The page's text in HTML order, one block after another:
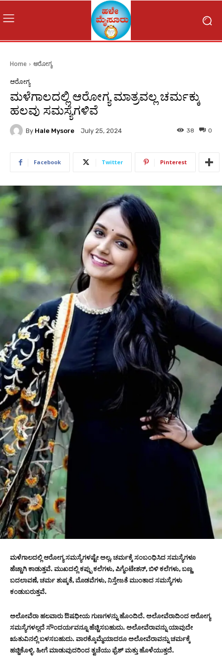
Home ಆರೋಗ್ಯ
ಆರೋಗ್ಯ
ಮಳೆಗಾಲದಲ್ಲಿ ಆರೋಗ್ಯ ಮಾತ್ರವಲ್ಲ ಚರ್ಮಕ್ಕು
ಹಲವು ಸಮಸ್ಯೆಗಳಿವೆ
By Hale Mysore July 25, 2024 0
38
Facebook Twitter Pinterest
ಮಳೆಗಾಲದಲ್ಲಿ ಆರೋಗ್ಯ ಸಮಸ್ಯೆಗಳಷ್ಟೇ ಅಲ್ಲ, ಚರ್ಮಕ್ಕೆ ಸಂಬಂಧಿಸಿದ ಸಮಸ್ಯೆಗಳೂ
ಹೆಚ್ಚಾಗಿ ಕಾಡುತ್ತವೆ. ಮುಖದಲ್ಲಿ ಕಪ್ಪು ಕಲೆಗಳು, ಪಿಗ್ಮೆಂಟೇಶನ್, ಬಿಳಿ ಕಲೆಗಳು, ಬಣ್ಣ
ಬದಲಾವಣೆ, ಚರ್ಮ ಶುಷ್ಕತೆ, ಮೊಡವೆಗಳು, ನಿಸ್ತೇಜತೆ ಮುಂತಾದ ಸಮಸ್ಯೆಗಳು
ಕಂಡುಬರುತ್ತವೆ.
ಅಲೋವೆರಾ ಹಲವಾರು ಔಷಧೀಯ ಗುಣಗಳನ್ನು ಹೊಂದಿದೆ. ಅಲೋವೆರಾದಿಂದ ಆರೋಗ್ಯ
ಸಮಸ್ಯೆಗಳಲ್ಲದೆ ಸೌಂದರ್ಯವನ್ನೂ ಹೆಚ್ಚಿಸಬಹುದು. ಅಲೋವೆರಾವನ್ನು ಯಾವುದೇ
ಋತುವಿನಲ್ಲಿ ಬಳಸಬಹುದು. ವಾರಕ್ಕೊಮ್ಮೆಯಾದರೂ ಅಲೋವೆರಾವನ್ನು ಚರ್ಮಕ್ಕೆ
ಹಚ್ಚಿಕೊಳ್ಳಿ. ಹೀಗೆ ಮಾಡುವುದರಿಂದ ತ್ವಚೆಯು ಫ್ರೆಶ್ ಮತ್ತು ಹೊಳೆಯುತ್ತದೆ.